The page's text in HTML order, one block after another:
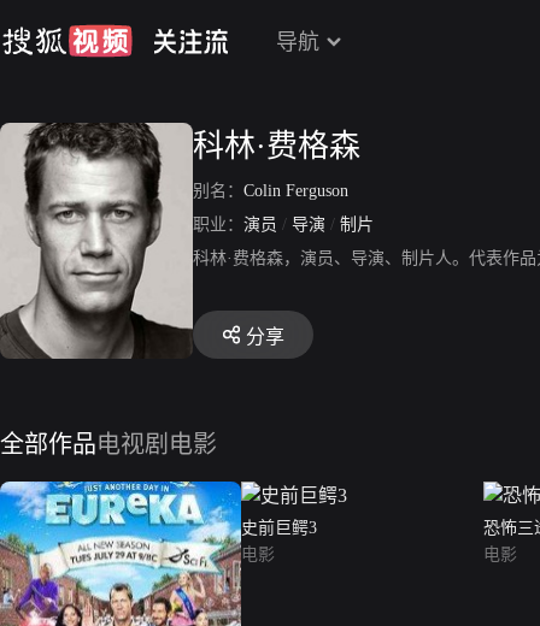
导航
科林·费格森
别名： Colin Ferguson
职业： 演员 / 导演 / 制片
科林·费格森，演员、导演、制片人。代表作
分享
全部作品电视剧 电影
史前巨鳄3
电影
恐怖三
电影